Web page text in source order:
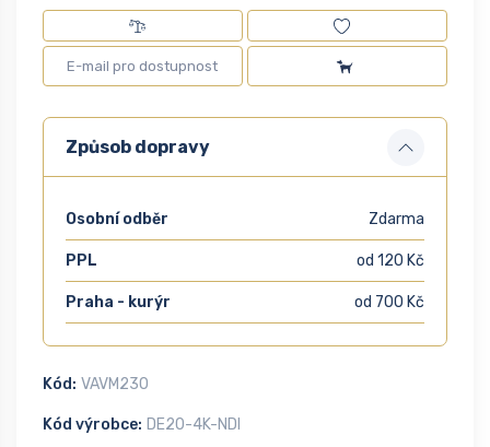
Způsob dopravy
Osobní odběr Zdarma
PPL od 120 Kč
Praha - kurýr od 700 Kč
Kód: VAVM230
Kód výrobce: DE20-4K-NDI